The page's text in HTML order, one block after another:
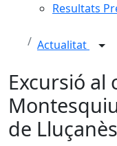
Resultats
Actualitat
Excursió al
de Lluçanès